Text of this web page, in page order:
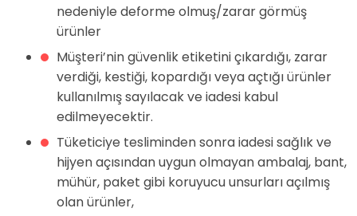
nedeniyle deforme olmuş/zarar görmüş
ürünler
Müşteri’nin güvenlik etiketini çıkardığı, zarar
verdiği, kestiği, kopardığı veya açtığı ürünler
kullanılmış sayılacak ve iadesi kabul
edilmeyecektir.
Tüketiciye tesliminden sonra iadesi sağlık ve
hijyen açısından uygun olmayan ambalaj, bant,
mühür, paket gibi koruyucu unsurları açılmış
olan ürünler,